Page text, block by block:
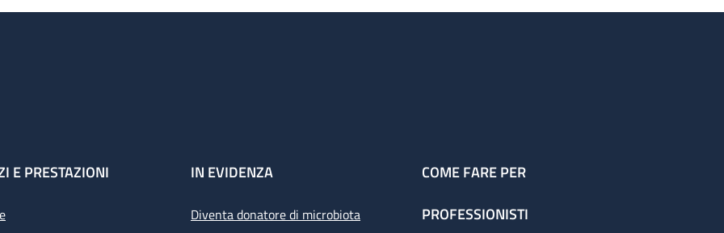
E PRESTAZIONI IN EVIDENZA
Diventa donatore di microbiota
COME FARE PER
PROFESSIONISTI